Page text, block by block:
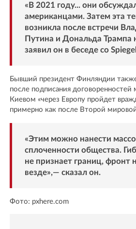
«В 2021 году... они
американцами. Затем эта
возникла после встречи
Путина и Дональда Трампа
заявил он в беседе со Spiegel
Бывший президент Финляндии
после подписания
Киевом «через Европу пройдет
примерно как после Второй
«Этим можно нанести
сплоченности общества.
не признает границ, фронт
везде»,— сказал он.
Фото: pxhere.com